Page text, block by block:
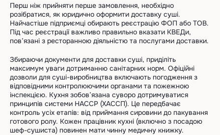
Перш ніж прийняти перше замовлення, необхідно
розібратися, як юридично оформити доставку суші.
Найчастіше підприємці обирають реєстрацію ФОП або ТОВ.
Під час реєстрації важливо правильно вказати КВЕДи,
пов’язані з ресторанною діяльністю та послугами доставки.
Збираючи документи для доставки суші, приділіть
максимум уваги дотриманню санітарних норм. Офіційні
дозволи для суші-виробництва включають погодження з
відповідними контролюючими органами та пожежною
інспекцією. Кухня зобов’язана суворо дотримуватися
принципів системи HACCP (ХАССП). Це передбачає
контроль усіх етапів: від приймання сировини до пакування
готового ролу. Кожен працівник кухні (включно з посадою
шеф-сушиста) повинен мати чинну медичну книжку.